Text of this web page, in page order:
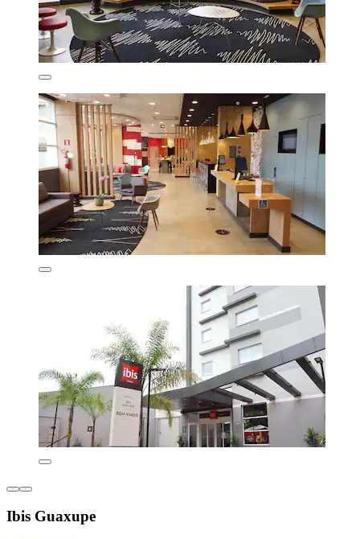
Ibis Guaxupe